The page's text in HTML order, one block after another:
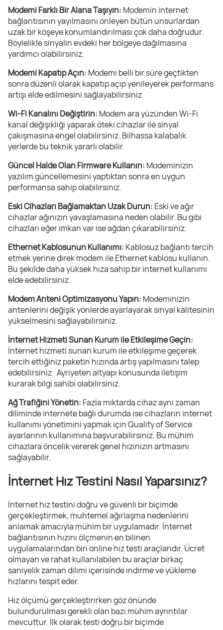
Modemi Farklı Bir Alana Taşıyın: Modemin internet
bağlantısının yayılmasını önleyen bütün unsurlardan
uzak bir köşeye konumlandırılması çok daha doğrudur.
Böylelikle sinyalin evdeki her bölgeye dağılmasına
yardımcı olabilirsiniz.
Modemi Kapatıp Açın: Modemi belli bir süre geçtikten
sonra düzenli olarak kapatıp açıp yenileyerek performans
artışı elde edilmesini sağlayabilirsiniz.
Wi-Fi Kanalını Değiştirin: Modem ara yüzünden Wi-Fi
kanal değişikliği yaparak öteki cihazlar ile sinyal
çakışmasına engel olabilirsiniz. Bilhassa kalabalık
yerlerde bu teknik yararlı olabilir.
Güncel Halde Olan Firmware Kullanın: Modeminizin
yazılım güncellemesini yaptıktan sonra en uygun
performansa sahip olabilirsiniz.
Eski Cihazları Bağlamaktan Uzak Durun: Eski ve ağır
cihazlar ağınızın yavaşlamasına neden olabilir. Bu gibi
cihazları eğer imkan var ise ağdan çıkarabilirsiniz.
Ethernet Kablosunun Kullanımı: Kablosuz bağlantı tercih
etmek yerine direk modem ile Ethernet kablosu kullanın.
Bu şekilde daha yüksek hıza sahip bir internet kullanımı
elde edebilirsiniz.
Modem Anteni Optimizasyonu Yapın: Modeminizin
antenlerini değişik yönlerde ayarlayarak sinyal kalitesinin
yükselmesini sağlayabilirsiniz.
İnternet Hizmeti Sunan Kurum ile Etkileşime Geçin:
İnternet hizmeti sunan kurum ile etkileşime geçerek
tercih ettiğiniz paketin hızında artış yapılmasını talep
edebilirsiniz. Ayriyeten altyapı konusunda iletişim
kurarak bilgi sahibi olabilirsiniz.
Ağ Trafiğini Yönetin: Fazla miktarda cihaz aynı zaman
diliminde internete bağlı durumda ise cihazların internet
kullanımı yönetimini yapmak için Quality of Service
ayarlarının kullanımına başvurabilirsiniz. Bu mühim
cihazlara öncelik vererek genel hızınızın artmasını
sağlayabilir.
İnternet Hız Testini Nasıl Yaparsınız?
İnternet hız testini doğru ve güvenli bir biçimde
gerçekleştirmek, muhtemel ağırlaşma nedenlerini
anlamak amacıyla mühim bir uygulamadır. İnternet
bağlantısının hızını ölçmenin en bilinen
uygulamalarından biri online hız testi araçlarıdır. Ücret
olmayan ve rahat kullanılabilen bu araçlar birkaç
saniyelik zaman dilimi içerisinde indirme ve yükleme
hızlarını tespit eder.
Hız ölçümü gerçekleştirirken göz önünde
bulundurulması gerekli olan bazı mühim ayrıntılar
mevcuttur. İlk olarak testi doğru bir biçimde